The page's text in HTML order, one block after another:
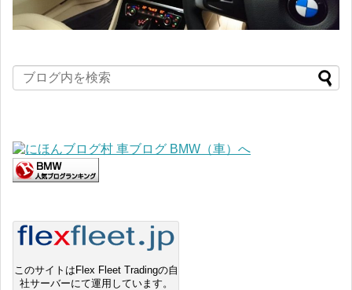
このサイトはFlex Fleet Tradingの自
社サーバーにて運用しています。